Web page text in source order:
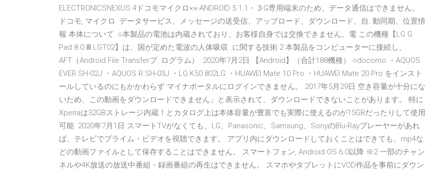
ELECTRONICSNEXUS 4ドコモマイクロ××-ANDROID 5.1.1・３G専用端末のため、データ通信はできません。
ドコモ, マイクロ データサービス、メッセージの送受信、アップロード、ダウンロード、自. 動同期、位置情
報 本体について. ○本製品の電池は内蔵されており、お客様自身では交換できません。電 この機種【LG G
Pad 8.0 Ⅲ LGT02】は、国が定めた電波の人体吸収. に関する技術 2 本製品をコンピューターに接続し、
AFT（Android File Transferプ. ログラム） 2020年7月2日 【Android】（合計188機種） ○docomo ・AQUOS
EVER SH-02J ・AQUOS R SH-03J ・LG K50 802LG ・HUAWEI Mate 10 Pro ・HUAWEI Mate 20 Pro をインスト
ールしているのにもかかわらず マイナポータルにログインできません。 2017年5月29日 空き容量が十分にな
いため、この動画をダウンロードできません」と表示されて、ダウンロードできないことがあります。 特に
Xperiaは32GBストレージ内蔵！とカタログ上は本体容量が豊富でも実際に使えるのが15GBだったりして使用
可能 2020年7月1日 スマートTVがなくても、LG、Panasonic、Samsung、SonyのBlu-Rayプレーヤーがあれ
ば、テレビでプライム・ビデオを視聴できます。 アプリ内にダウンロードしておくことはできても、mp4な
どの動画ファイルとして保存することはできません。 スマートフォン, Android OS 6.0以降 ※2 一部のチャン
ネルや4K放送の放送中番組・録画番組の再生はできません。 スマホやタブレットにVOD作品を事前にダウン